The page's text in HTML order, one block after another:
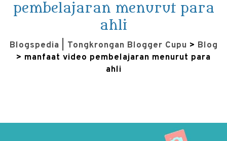
pembelajaran menurut para
ahli
Blogspedia | Tongkrongan Blogger Cupu > Blog
> manfaat video pembelajaran menurut para
ahli